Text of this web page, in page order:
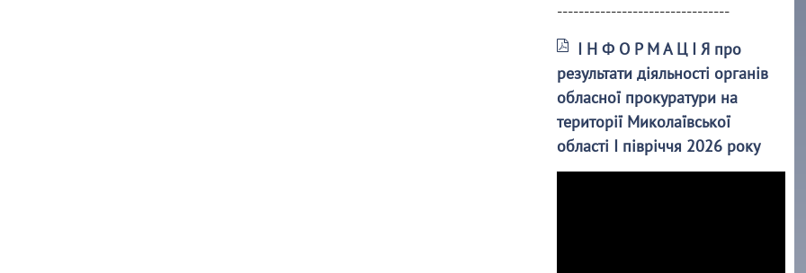
--------------------------------
І Н Ф О Р М А Ц І Я про
результати діяльності органів
обласної прокуратури на
території Миколаївської
області І півріччя 2026 року